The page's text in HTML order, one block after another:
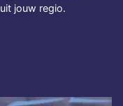
jouw regio.